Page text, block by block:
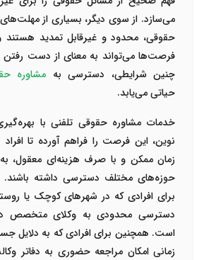
می‌سازد. از سوی دیگر، بسیاری از مهلت‌های
حقوقی، محدود و غیرقابل تمدید
فرصت‌ها می‌تواند به معنای از دست رفتن
چنین شرایطی، دسترسی به مشاوره
حیاتی می‌یابد.
خدمات مشاوره حقوقی تلفنی با بهره‌گیری
نوین، این فرصت را فراهم آورده تا افراد
زمان ممکن و با صرف هزینه‌ای معقول،
حوزه‌های مختلف دسترسی داشته باشند.
برای افرادی که در شهرهای کوچک یا
دسترسی محدودی به وکلای متخصص
است. همچنین برای افرادی که به دلایل
زمانی امکان مراجعه حضوری به دفاتر